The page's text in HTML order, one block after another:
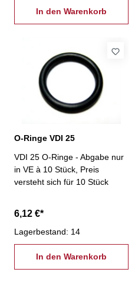
In den Warenkorb
O-Ringe VDI 25
VDI 25 O-Ringe - Abgabe nur
in VE à 10 Stück, Preis
versteht sich für 10 Stück
6,12 €*
Lagerbestand: 14
In den Warenkorb